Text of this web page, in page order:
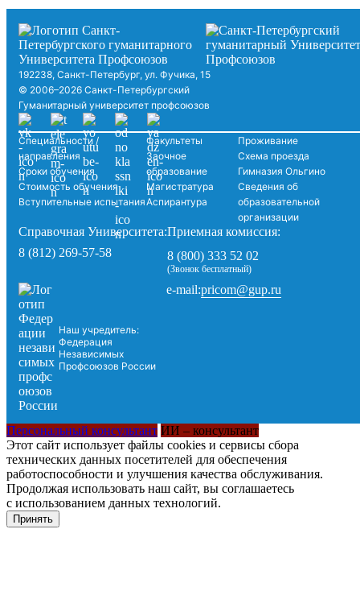
192238, Санкт-Петербург, ул. Фучика, 15
© 2006–2026 Санкт-Петербургский
Гуманитарный университет профсоюзов
Специальности /
направления
Сроки обучения
Стоимость обучения
Вступительные испытания
Факультеты
Заочное
образование
Магистратура
Аспирантура
Проживание
Схема проезда
Гимназия Ольгино
Сведения об
образовательной
организации
Справочная Университета:
8 (812) 269-57-58
Приемная комиссия:
8 (800) 333 52 02
(Звонок бесплатный)
Наш учредитель:
Федерация
Независимых
Профсоюзов России
e-mail:pricom@gup.ru
Персональный консультант ИИ – консультант
Этот сайт использует файлы cookies и сервисы сбора
технических данных посетителей для обеспечения
работоспособности и улучшения качества обслуживания.
Продолжая использовать наш сайт, вы соглашаетесь
с использованием данных технологий.
Принять